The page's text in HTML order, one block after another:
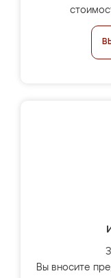
Вы вносите